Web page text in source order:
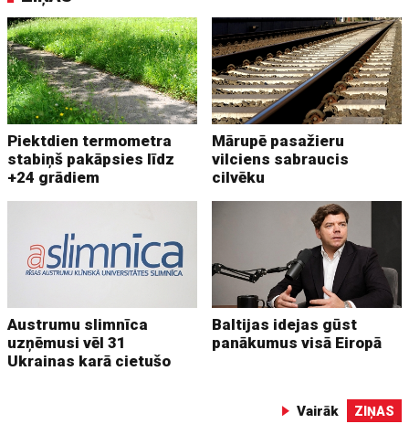
Piektdien termometra
stabiņš pakāpsies līdz
+24 grādiem
Mārupē pasažieru
vilciens sabraucis
cilvēku
Austrumu slimnīca
uzņēmusi vēl 31
Ukrainas karā cietušo
Baltijas idejas gūst
panākumus visā Eiropā
Vairāk ZIŅAS